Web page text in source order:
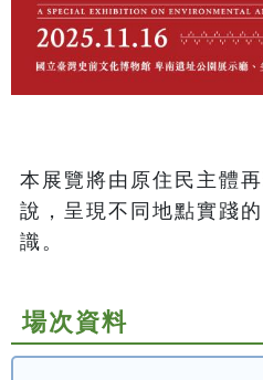
本展覽將由原住民主體
說，呈現不同地點實踐
識。
場次資料